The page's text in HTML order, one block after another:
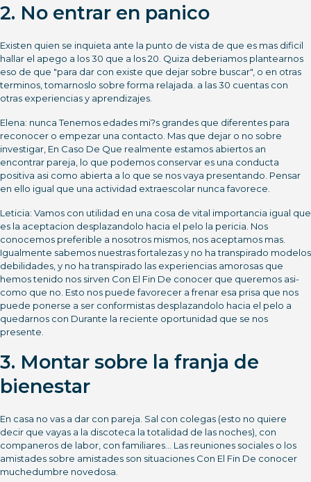
2. No entrar en panico
Existen quien se inquieta ante la punto de vista de que es mas dificil
hallar el apego a los 30 que a los 20. Quiza deberiamos plantearnos
eso de que "para dar con existe que dejar sobre buscar", o en otras
terminos, tomarnoslo sobre forma relajada. a las 30 cuentas con
otras experiencias y aprendizajes.
Elena: nunca Tenemos edades mi?s grandes que diferentes para
reconocer o empezar una contacto. Mas que dejar o no sobre
investigar, En Caso De Que realmente estamos abiertos an
encontrar pareja, lo que podemos conservar es una conducta
positiva asi­ como abierta a lo que se nos vaya presentando. Pensar
en ello igual que una actividad extraescolar nunca favorece.
Leticia: Vamos con utilidad en una cosa de vital importancia igual que
es la aceptacion desplazandolo hacia el pelo la pericia. Nos
conocemos preferible a nosotros mismos, nos aceptamos mas.
Igualmente sabemos nuestras fortalezas y no ha transpirado modelos
debilidades, y no ha transpirado las experiencias amorosas que
hemos tenido nos sirven Con El Fin De conocer que queremos asi­
como que no. Esto nos puede favorecer a frenar esa prisa que nos
puede ponerse a ser conformistas desplazandolo hacia el pelo a
quedarnos con Durante la reciente oportunidad que se nos
presente.
3. Montar sobre la franja de
bienestar
En casa no vas a dar con pareja. Sal con colegas (esto no quiere
decir que vayas a la discoteca la totalidad de las noches), con
companeros de labor, con familiares… Las reuniones sociales o los
amistades sobre amistades son situaciones Con El Fin De conocer
muchedumbre novedosa.